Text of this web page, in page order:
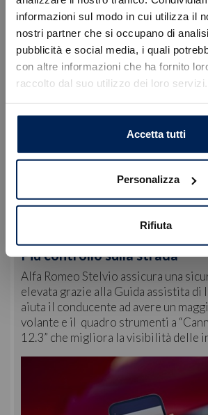
informazioni sul modo in cui utilizza il
nostri partner che si occupano di
pubblicità e social media, i quali
con altre informazioni che ha fornito
raccolto dal suo utilizzo dei loro servizi.
Accetta tutti
Personalizza
Rifiuta
e reattività.
Più controllo sulla strada
Alfa Romeo Stelvio assicura una
elevata grazie alla Guida assistita di
aiuta il conducente ad avere un
volante e il quadro strumenti a
12.3” che migliora la visibilità delle
Errore
Caricamento veicoli non